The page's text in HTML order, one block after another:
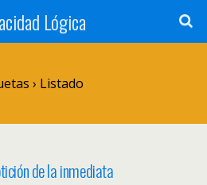
Lógica
› Listado
de la inmediata